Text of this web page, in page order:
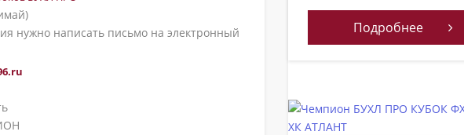
нужно написать письмо на электронный
Подробнее